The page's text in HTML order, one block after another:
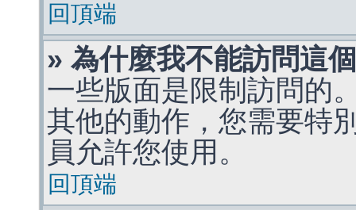
回頂端
» 為什麼我不能訪問這
一些版面是限制訪問的
其他的動作，您需要特
員允許您使用。
回頂端